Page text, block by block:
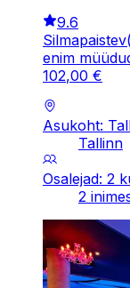
9.6
Silmapaistev(
enim
102,00 €
Asukoht:
Tallinn
Osalejad: 2
2